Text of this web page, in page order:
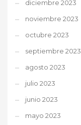
diciembre 2023
noviembre 2023
octubre 2023
septiembre 2023
agosto 2023
julio 2023
junio 2023
mayo 2023